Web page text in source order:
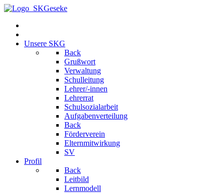
Unsere SKG
Back
Grußwort
Verwaltung
Schulleitung
Lehrer/-innen
Lehrerrat
Schulsozialarbeit
Aufgabenverteilung
Back
Förderverein
Elternmitwirkung
SV
Profil
Back
Leitbild
Lernmodell